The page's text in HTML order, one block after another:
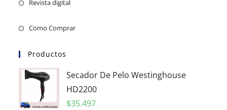
Revista digital
Como Comprar
Productos
Secador De Pelo Westinghouse
HD2200
$35.497